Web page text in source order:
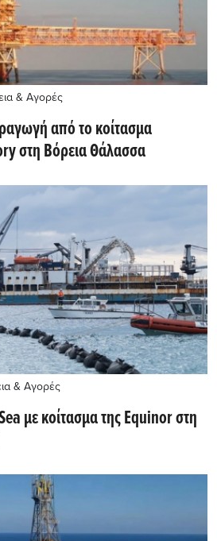
& Αγορές
από το κοίτασμα
στη Βόρεια Θάλασσα
& Αγορές
με κοίτασμα της Equinor στη